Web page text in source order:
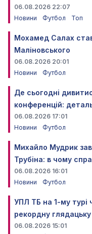
06.08.2026 22:07
Новини
Футбол Топ
Мохамед Салах
Маліновського
06.08.2026 20:01
Новини
Футбол
Де сьогодні
конференцій:
06.08.2026 17:01
Новини
Футбол
Михайло Мудрик
Трубіна: в чому
06.08.2026 16:01
Новини
Футбол
УПЛ ТБ на 1-му турі
рекордну
06.08.2026 15:01